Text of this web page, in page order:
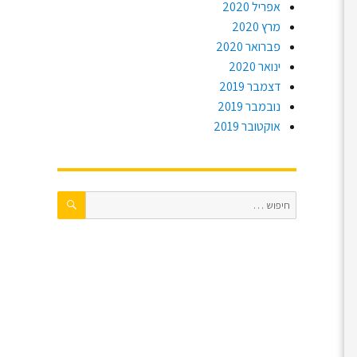
אפריל 2020
מרץ 2020
פברואר 2020
ינואר 2020
דצמבר 2019
נובמבר 2019
אוקטובר 2019
חפש: חיפוש